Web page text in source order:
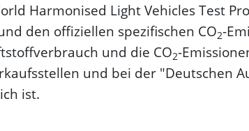
Harmonised Light Vehicles Test
den offiziellen spezifischen CO2-
und die CO2-
und bei der "Deutschen
ist.